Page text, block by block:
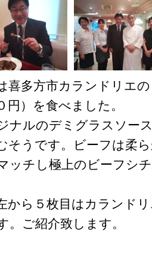
喜多方市カランドリエ
円）を食べました。
ナルのデミグラスソー
そうです。ビーフは柔
ッチし極上のビーフシ
から５枚目はカランド
。ご紹介致します。